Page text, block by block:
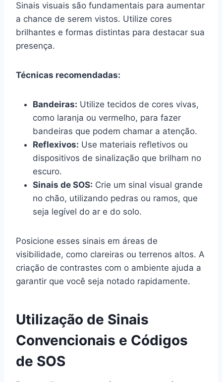
Sinais visuais são fundamentais para aumentar
a chance de serem vistos. Utilize cores
brilhantes e formas distintas para destacar sua
presença.
Técnicas recomendadas:
Bandeiras: Utilize tecidos de cores vivas,
como laranja ou vermelho, para fazer
bandeiras que podem chamar a atenção.
Reflexivos: Use materiais refletivos ou
dispositivos de sinalização que brilham no
escuro.
Sinais de SOS: Crie um sinal visual grande
no chão, utilizando pedras ou ramos, que
seja legível do ar e do solo.
Posicione esses sinais em áreas de
visibilidade, como clareiras ou terrenos altos. A
criação de contrastes com o ambiente ajuda a
garantir que você seja notado rapidamente.
Utilização de Sinais
Convencionais e Códigos
de SOS